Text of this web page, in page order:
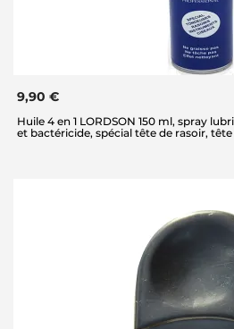
9,90 €
Huile 4 en 1 LORDSON 150 ml, spray
et bactéricide, spécial tête de rasoir,